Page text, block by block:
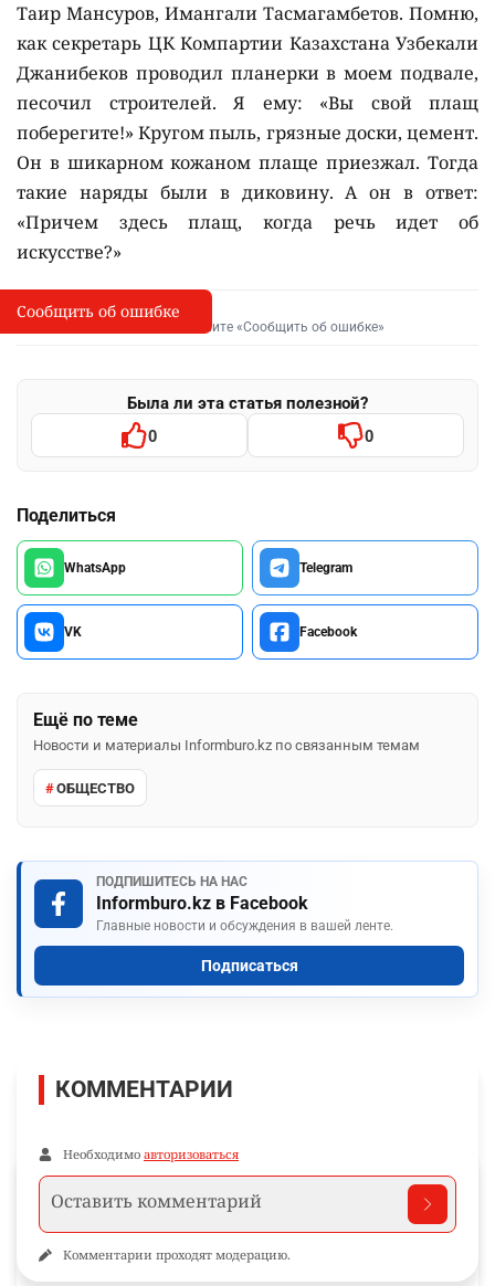
Таир Мансуров, Имангали Тасмагамбетов. Помню,
как секретарь ЦК Компартии Казахстана Узбекали
Джанибеков проводил планерки в моем подвале,
песочил строителей. Я ему: «Вы свой плащ
поберегите!» Кругом пыль, грязные доски, цемент.
Он в шикарном кожаном плаще приезжал. Тогда
такие наряды были в диковину. А он в ответ:
«Причем здесь плащ, когда речь идет об
искусстве?»
I
Сообщить об опечатке
Выделите фрагмент и нажмите «Сообщить об ошибке»
Была ли эта статья полезной?
0 0
Поделиться
WhatsApp Telegram
VK Facebook
Ещё по теме
Новости и материалы Informburo.kz по связанным темам
ОБЩЕСТВО
ПОДПИШИТЕСЬ НА НАС
Informburo.kz в Facebook
Главные новости и обсуждения в вашей ленте.
Подписаться
Сообщить об ошибке
КОММЕНТАРИИ
Необходимо авторизоваться
Комментарии проходят модерацию.